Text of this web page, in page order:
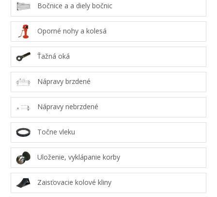
Bočnice a a diely bočnic
Oporné nohy a kolesá
Ťažná oká
Nápravy brzdené
Nápravy nebrzdené
Točne vleku
Uloženie, vyklápanie korby
Zaisťovacie kolové kliny